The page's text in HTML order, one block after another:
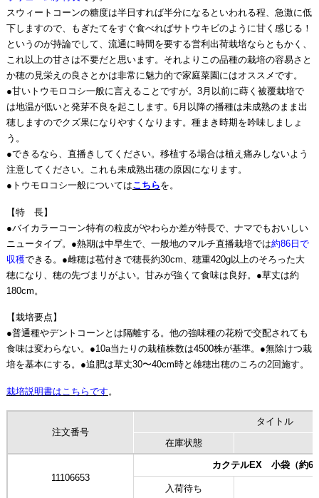
スウィートコーンの糖度は半日すれば半分になるといわれる程、急激に低
下しますので、もぎたてをすぐ食べればサトウキビのように甘く感じる！
というのが持論でして、流通に時間を要する営利出荷栽培ならともかく、
これ以上の甘さは不要だと思います。それよりこの品種の栽培の容易さと
か穂の見栄えの良さとかは非常に魅力的で家庭菜園にはオススメです。
●甘いトウモロコシ一般に言えることですが。3月以前に蒔く被覆栽培で
は地温が低いと発芽不良を起こします。6月以降の播種は未成熟のまま出
穂しますのでクズ果になりやすくなります。種まき時期を吟味しましょ
う。
●できるなら、直播きしてください。移植する場合は植え痛みしないよう
注意してください。これも未成熟出穂の原因になります。
●トウモロコシ一般についてはこちらを。
【特 長】
●バイカラーコーン特有の粒皮がやわらか差が特長で、ナマでもおいしい
ニュータイプ。●熱期は中早生で、一般地のマルチ直播栽培では約86日で
収穫できる。●雌穂は苞付きで穂長約30cm、穂重420g以上のそろった大
穂になり、穂の先づまリがよい。甘みが強くて食味は良好。●草丈は約
180cm。
【栽培要点】
●普通種やデントコーンとは隔離する。他の強味種の花粉で交配されても
食味は変わらない。●10a当たりの栽植株数は4500株が基準。●無除けつ栽
培を基本にする。●追肥は草丈30〜40cm時と雄穂出穂のころの2回施す。
栽培説明書はこちらです 。
注文番号
タイトル
在庫状態
11106653
カクテルEX 小袋（約
入荷待ち